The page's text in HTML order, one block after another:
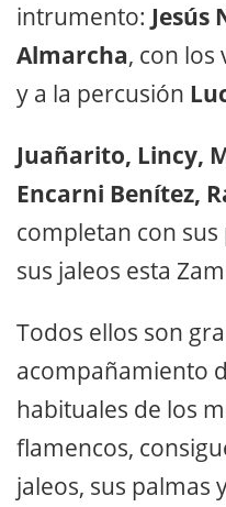
intrumento: Jesús
Almarcha, con los
y a la percusión
Juañarito, Lincy,
Encarni Benítez,
completan con sus
sus jaleos esta
Todos ellos son
acompañamiento
habituales de los
flamencos,
jaleos, sus palmas